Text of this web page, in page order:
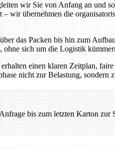
wir Sie von Anfang an und
übernehmen die
das Packen bis hin zum
sich um die Logistik
einen klaren Zeitplan,
nicht zur Belastung, sondern
bis zum letzten Karton